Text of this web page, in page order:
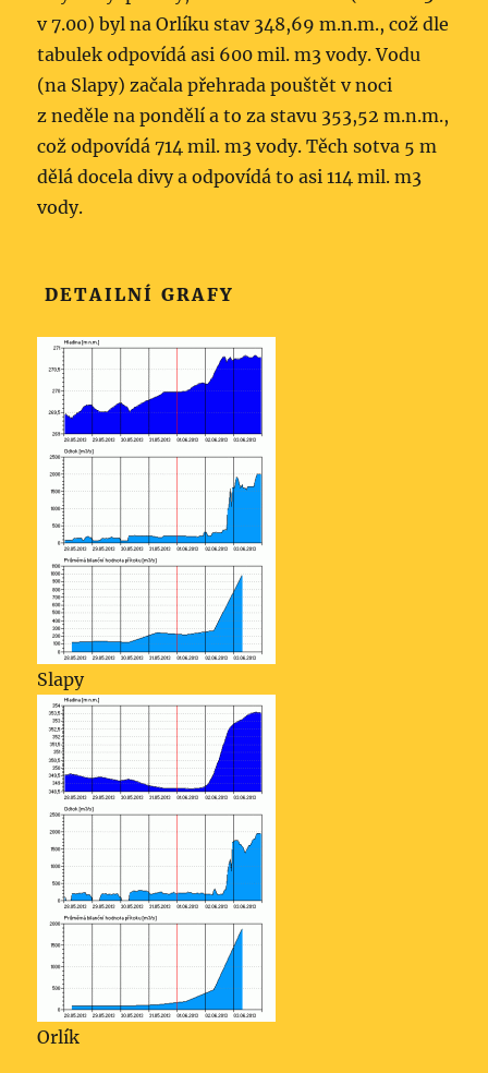
v 7.00) byl na Orlíku stav 348,69 m.n.m., což dle
tabulek odpovídá asi 600 mil. m3 vody. Vodu
(na Slapy) začala přehrada pouštět v noci
z neděle na pondělí a to za stavu 353,52 m.n.m.,
což odpovídá 714 mil. m3 vody. Těch sotva 5 m
dělá docela divy a odpovídá to asi 114 mil. m3
vody.
DETAILNÍ GRAFY
Slapy
Orlík